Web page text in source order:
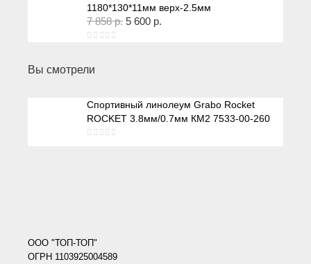
1180*130*11мм верх-2.5мм
7 858р. 5 600 р.
Вы смотрели
Спортивный линолеум Grabo Rocket
ROCKET 3.8мм/0.7мм КМ2 7533-00-260
ООО "ТОП-ТОП"
ОГРН 1103925004589